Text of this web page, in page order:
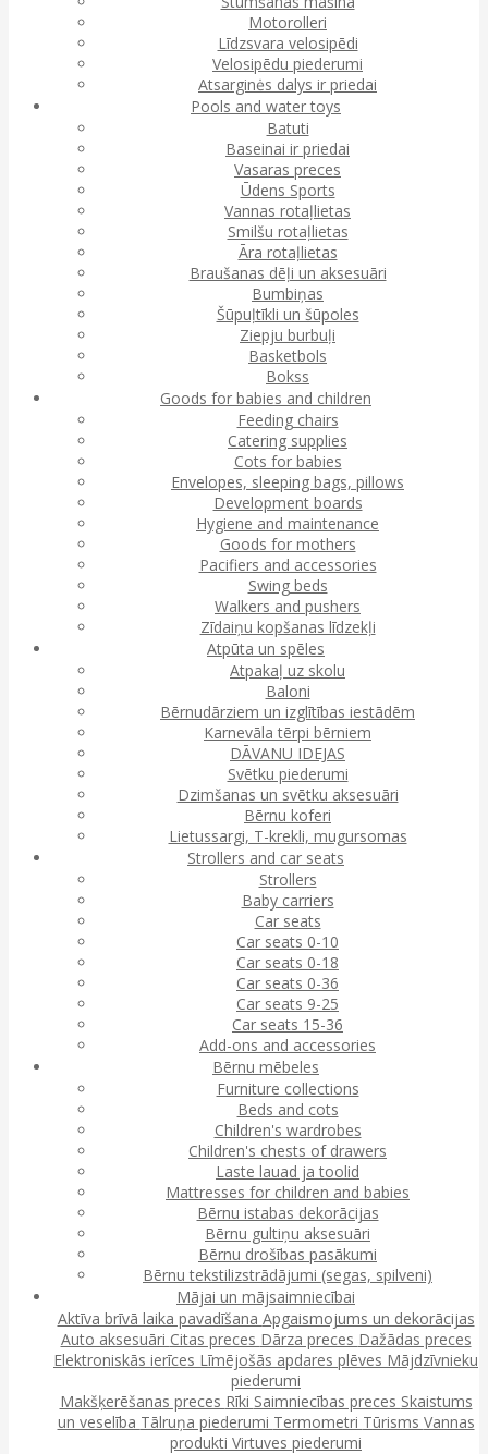
Motorolleri
Līdzsvara velosipēdi
Velosipēdu piederumi
Atsarginės dalys ir priedai
Pools and water toys
Batuti
Baseinai ir priedai
Vasaras preces
Ūdens Sports
Vannas rotaļlietas
Smilšu rotaļlietas
Āra rotaļlietas
Braušanas dēļi un aksesuāri
Bumbiņas
Šūpuļtīkli un šūpoles
Ziepju burbuļi
Basketbols
Bokss
Goods for babies and children
Feeding chairs
Catering supplies
Cots for babies
Envelopes, sleeping bags, pillows
Development boards
Hygiene and maintenance
Goods for mothers
Pacifiers and accessories
Swing beds
Walkers and pushers
Zīdaiņu kopšanas līdzekļi
Atpūta un spēles
Atpakaļ uz skolu
Baloni
Bērnudārziem un izglītības iestādēm
Karnevāla tērpi bērniem
DĀVANU IDEJAS
Svētku piederumi
Dzimšanas un svētku aksesuāri
Bērnu koferi
Lietussargi, T-krekli, mugursomas
Strollers and car seats
Strollers
Baby carriers
Car seats
Car seats 0-10
Car seats 0-18
Car seats 0-36
Car seats 9-25
Car seats 15-36
Add-ons and accessories
Bērnu mēbeles
Furniture collections
Beds and cots
Children's wardrobes
Children's chests of drawers
Laste lauad ja toolid
Mattresses for children and babies
Bērnu istabas dekorācijas
Bērnu gultiņu aksesuāri
Bērnu drošības pasākumi
Bērnu tekstilizstrādājumi (segas, spilveni)
Mājai un mājsaimniecībai
Aktīva brīvā laika pavadīšana Apgaismojums un dekorācijas
Auto aksesuāri Citas preces Dārza preces Dažādas preces
Elektroniskās ierīces Līmējošās apdares plēves Mājdzīvnieku
piederumi
Makšķerēšanas preces Rīki Saimniecības preces Skaistums
un veselība Tālruņa piederumi Termometri Tūrisms Vannas
produkti Virtuves piederumi